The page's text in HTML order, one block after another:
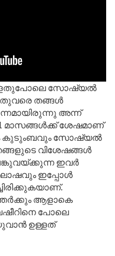
സോഷ്യൽ
തങ്ങൾ
അന്ന്
മാസങ്ങൾക്ക് ശേഷമാണ്
കുടുംബവും സോഷ്യൽ
വിശേഷങ്ങൾ
ഇവർ
ഇപ്പോൾ
ആളാകെ
പോലെ
ഉള്ളത്